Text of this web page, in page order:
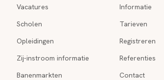
Vacatures
Scholen
Opleidingen
Zij-instroom informatie
Banenmarkten
Informatie
Tarieven
Registreren
Referenties
Contact